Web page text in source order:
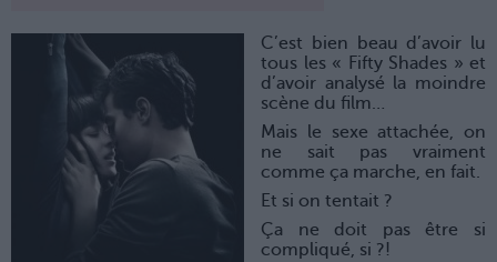
C’est bien beau d’avoir lu
tous les « Fifty Shades » et
d’avoir analysé la moindre
scène du film…
Mais le sexe attachée, on
ne sait pas vraiment
comme ça marche, en fait.
Et si on tentait ?
Ça ne doit pas être si
compliqué, si ?!